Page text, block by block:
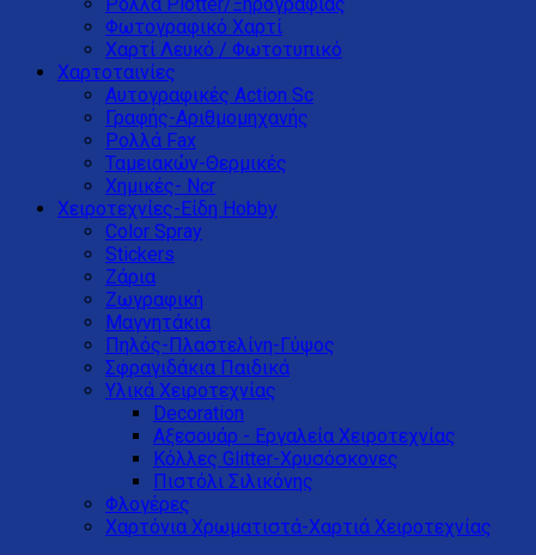
Φωτογραφικό Χαρτί
Χαρτί Λευκό / Φωτοτυπικό
Χαρτοταινίες
Αυτογραφικές Action Sc
Γραφής-Αριθμομηχανής
Ρολλά Fax
Ταμειακών-Θερμικές
Χημικές- Ncr
Χειροτεχνίες-Είδη Hobby
Color Spray
Stickers
Ζάρια
Ζωγραφική
Μαγνητάκια
Πηλός-Πλαστελίνη-Γύψος
Σφραγιδάκια Παιδικά
Υλικά Χειροτεχνίας
Decoration
Αξεσουάρ - Εργαλεία Χειροτεχνίας
Κόλλες Glitter-Xρυσόσκονες
Πιστόλι Σιλικόνης
Φλογέρες
Χαρτόνια Χρωματιστά-Χαρτιά Χειροτεχνίας